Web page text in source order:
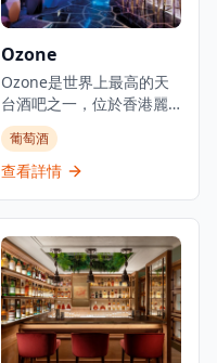
穴」，設有多個座位區
熱門窗邊角落。Salon 10
逢星期三至六晚上7時至凌
晨2時營業，舉辦各種活
動，包括現場音樂、DJ、
舞蹈表演和魔術表演，同
時提供雞尾酒和分享菜式
香港最時髦的酒吧之一 。
Ozone
Ozone是世界上最高的天
台酒吧之一，位於香港麗
思卡爾頓酒店環球貿易廣
場118樓。這間著名的酒吧
位於海拔480米的驚人高
據了118樓和露台的大部分
空間，為客人提供城市上
空無與倫比的飲酒體驗。
作為五星級麗思卡爾頓酒
店的一部分，Ozone在一
週內有不同的營業時間，
葡萄酒
查看詳情